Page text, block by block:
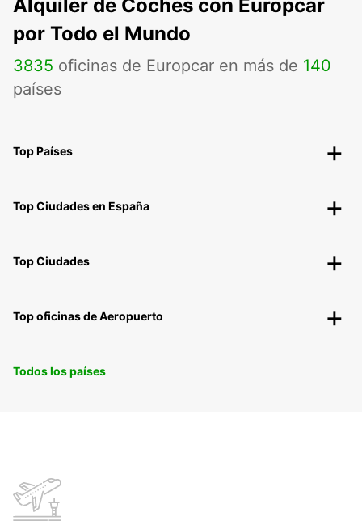
Alquiler de Coches con Europcar
por Todo el Mundo
3835 oficinas de Europcar en más de 140
países
Top Países
Top Ciudades en España
Top Ciudades
Top oficinas de Aeropuerto
Todos los países